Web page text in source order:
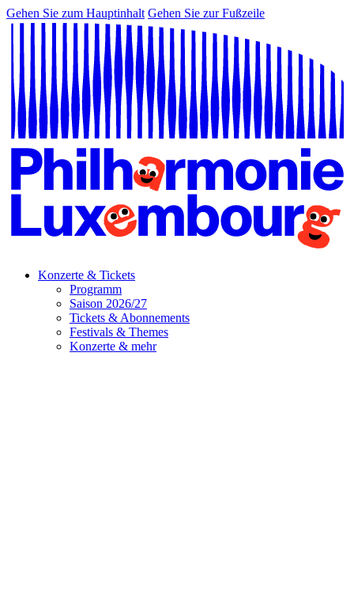
Gehen Sie zum Hauptinhalt Gehen Sie zur Fußzeile
Konzerte & Tickets
Programm
Saison 2026/27
Tickets & Abonnements
Festivals & Themes
Konzerte & mehr